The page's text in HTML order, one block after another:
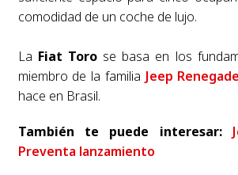
comodidad de un coche de lujo.
La Fiat Toro se basa en los
miembro de la familia Jeep
hace en Brasil.
También te puede interesar:
Preventa lanzamiento